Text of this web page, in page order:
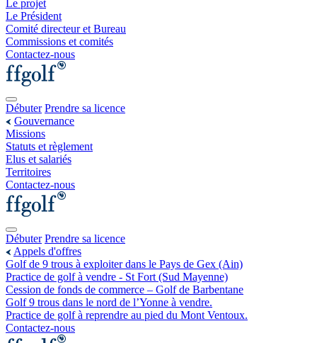
Le projet
Le Président
Comité directeur et Bureau
Commissions et comités
Contactez-nous
Débuter Prendre sa licence
Gouvernance
Missions
Statuts et règlement
Elus et salariés
Territoires
Contactez-nous
Débuter Prendre sa licence
Appels d'offres
Golf de 9 trous à exploiter dans le Pays de Gex (Ain)
Practice de golf à vendre - St Fort (Sud Mayenne)
Cession de fonds de commerce – Golf de Barbentane
Golf 9 trous dans le nord de l’Yonne à vendre.
Practice de golf à reprendre au pied du Mont Ventoux.
Contactez-nous